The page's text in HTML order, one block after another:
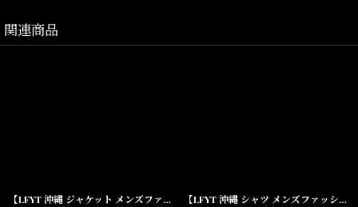
（SUPPLEXナイロン）
関連商品
【LFYT 沖縄 ジャケット メンズファッション 通販】Heritage Melton Emblem Jacket Black スタジャン スナップ モノグラムLFロゴ チェーンステッチ メルトン
【LFYT 沖縄 シャツ メンズファッション 通販】Classic Corduroy L/S Shirt BRN 長袖 コーデュロイ Lafayette